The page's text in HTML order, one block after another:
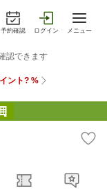
予約確認 ログイン メニュー